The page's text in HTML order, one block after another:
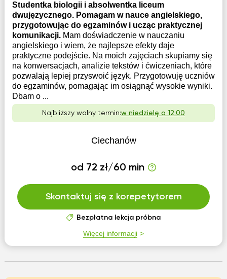
Studentka biologii i absolwentka liceum
dwujęzycznego. Pomagam w nauce angielskiego,
przygotowując do egzaminów i ucząc praktycznej
komunikacji. Mam doświadczenie w nauczaniu
angielskiego i wiem, że najlepsze efekty daje
praktyczne podejście. Na moich zajęciach skupiamy się
na konwersacjach, analizie tekstów i ćwiczeniach, które
pozwalają lepiej przyswoić język. Przygotowuję uczniów
do egzaminów, pomagając im osiągnąć wysokie wyniki.
Dbam o ...
Najbliższy wolny termin:w niedzielę o 12:00
Ciechanów
od 72 zł/60 min
Skontaktuj się z korepetytorem
Bezpłatna lekcja próbna
Więcej informacji